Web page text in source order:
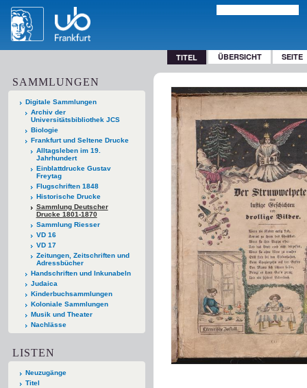
TITEL ÜBERSICHT SEITE
SAMMLUNGEN
Digitale Sammlungen
Archiv der
Universitätsbibliothek JCS
Biologie
Frankfurt und Seltene Drucke
Alltagsleben im 19.
Jahrhundert
Einblattdrucke Gustav
Freytag
Flugschriften 1848
Historische Drucke
Sammlung Deutscher
Drucke 1801-1870
Sammlung Riesser
VD 16
VD 17
Zeitungen, Zeitschriften und
Adressbücher
Handschriften und Inkunabeln
Judaica
Kinderbuchsammlungen
Koloniale Sammlungen
Musik und Theater
Nachlässe
LISTEN
Neuzugänge
Titel